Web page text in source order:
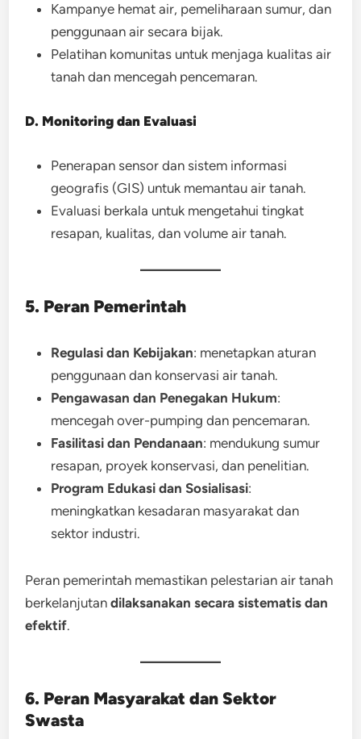
Kampanye hemat air, pemeliharaan sumur, dan
penggunaan air secara bijak.
Pelatihan komunitas untuk menjaga kualitas air
tanah dan mencegah pencemaran.
D. Monitoring dan Evaluasi
Penerapan sensor dan sistem informasi
geografis (GIS) untuk memantau air tanah.
Evaluasi berkala untuk mengetahui tingkat
resapan, kualitas, dan volume air tanah.
5. Peran Pemerintah
Regulasi dan Kebijakan: menetapkan aturan
penggunaan dan konservasi air tanah.
Pengawasan dan Penegakan Hukum:
mencegah over-pumping dan pencemaran.
Fasilitasi dan Pendanaan: mendukung sumur
resapan, proyek konservasi, dan penelitian.
Program Edukasi dan Sosialisasi:
meningkatkan kesadaran masyarakat dan
sektor industri.
Peran pemerintah memastikan pelestarian air tanah
berkelanjutandilaksanakan secara sistematis dan
efektif.
6. Peran Masyarakat dan Sektor
Swasta